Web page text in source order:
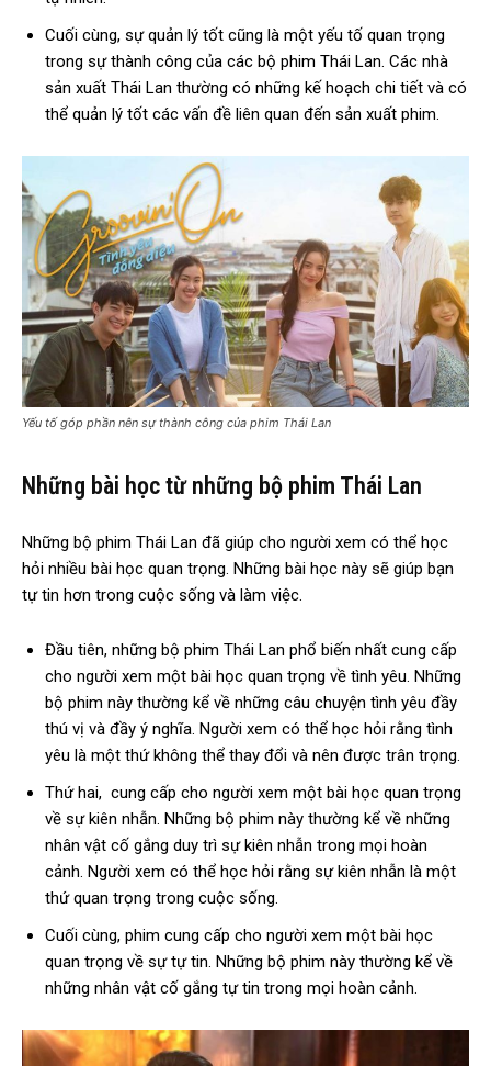
Cuối cùng, sự quản lý tốt cũng là một yếu tố quan trọng
trong sự thành công của các bộ phim Thái Lan. Các nhà
sản xuất Thái Lan thường có những kế hoạch chi tiết và có
thể quản lý tốt các vấn đề liên quan đến sản xuất phim.
Yếu tố góp phần nên sự thành công của phim Thái Lan
Những bài học từ những bộ phim Thái Lan
Những bộ phim Thái Lan đã giúp cho người xem có thể học
hỏi nhiều bài học quan trọng. Những bài học này sẽ giúp bạn
tự tin hơn trong cuộc sống và làm việc.
Đầu tiên, những bộ phim Thái Lan phổ biến nhất cung cấp
cho người xem một bài học quan trọng về tình yêu. Những
bộ phim này thường kể về những câu chuyện tình yêu đầy
thú vị và đầy ý nghĩa. Người xem có thể học hỏi rằng tình
yêu là một thứ không thể thay đổi và nên được trân trọng.
Thứ hai, cung cấp cho người xem một bài học quan trọng
về sự kiên nhẫn. Những bộ phim này thường kể về những
nhân vật cố gắng duy trì sự kiên nhẫn trong mọi hoàn
cảnh. Người xem có thể học hỏi rằng sự kiên nhẫn là một
thứ quan trọng trong cuộc sống.
Cuối cùng, phim cung cấp cho người xem một bài học
quan trọng về sự tự tin. Những bộ phim này thường kể về
những nhân vật cố gắng tự tin trong mọi hoàn cảnh.